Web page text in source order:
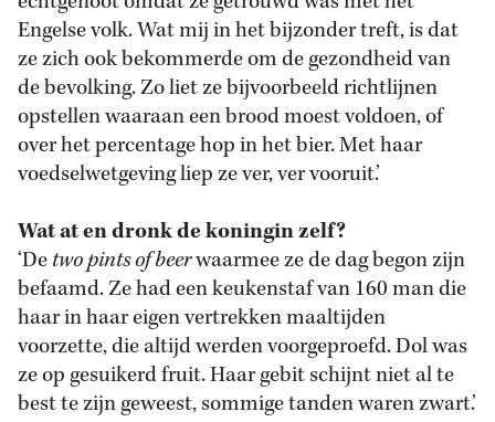
Engelse volk. Wat mij in het bijzonder treft, is dat
ze zich ook bekommerde om de gezondheid van
de bevolking. Zo liet ze bijvoorbeeld richtlijnen
opstellen waaraan een brood moest voldoen, of
over het percentage hop in het bier. Met haar
voedselwetgeving liep ze ver, ver vooruit.’
Wat at en dronk de koningin zelf?
‘Detwo pints of beerwaarmee ze de dag begon zijn
befaamd. Ze had een keukenstaf van 160 man die
haar in haar eigen vertrekken maaltijden
voorzette, die altijd werden voorgeproefd. Dol was
ze op gesuikerd fruit. Haar gebit schijnt niet al te
best te zijn geweest, sommige tanden waren zwart.’